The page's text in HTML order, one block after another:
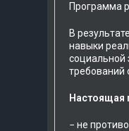
Программа
В
навыки
социальной
требований
Настоящая
− не